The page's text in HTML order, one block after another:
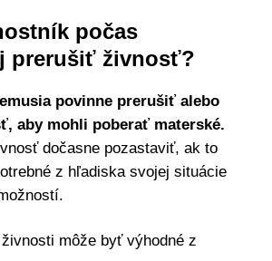
počas
prerušiť živnosť?
povinne prerušiť alebo
aby mohli poberať materské.
dočasne pozastaviť, ak to
z hľadiska svojej situácie
môže byť výhodné z